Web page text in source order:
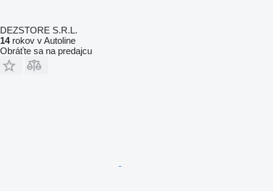
DEZSTORE S.R.L.
14rokov v Autoline
Obráťte sa na predajcu